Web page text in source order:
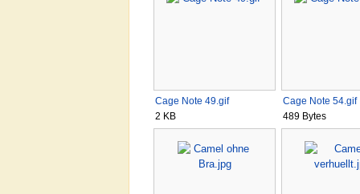
Cage Note 49.gif
2 KB
Cage Note 54.gif
489 Bytes